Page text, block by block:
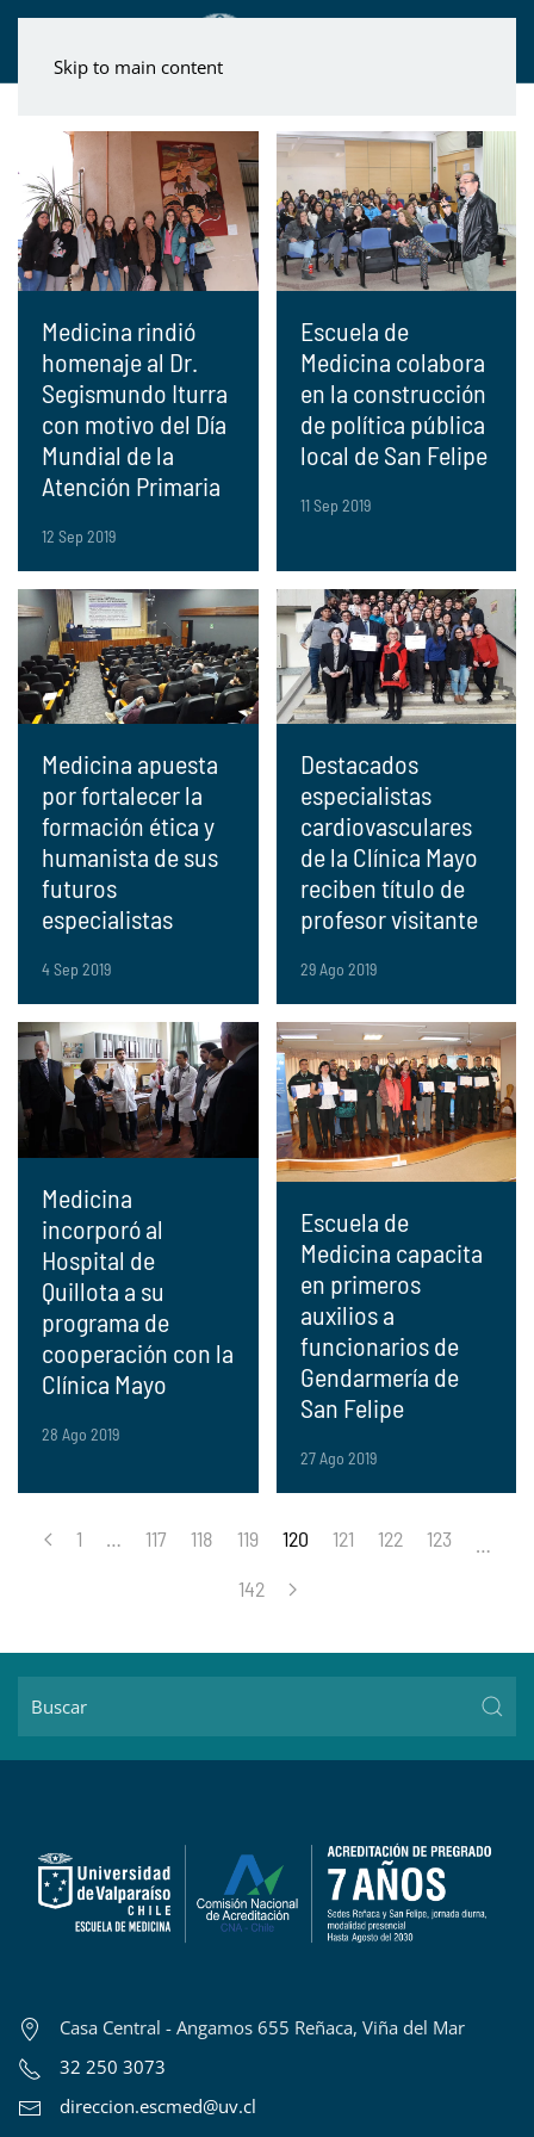
Skip to main content
Medicina rindió
homenaje al Dr.
Segismundo Iturra
con motivo del Día
Mundial de la
Atención Primaria
12 Sep 2019
Escuela de
Medicina colabora
en la construcción
de política pública
local de San Felipe
11 Sep 2019
Medicina apuesta
por fortalecer la
formación ética y
humanista de sus
futuros
especialistas
4 Sep 2019
Destacados
especialistas
cardiovasculares
de la Clínica Mayo
reciben título de
profesor visitante
29 Ago 2019
Medicina
incorporó al
Hospital de
Quillota a su
programa de
cooperación con la
Clínica Mayo
28 Ago 2019
Escuela de
Medicina capacita
en primeros
auxilios a
funcionarios de
Gendarmería de
San Felipe
27 Ago 2019
1 … 117 118 119 120 121 122 123
…
142
Casa Central - Angamos 655 Reñaca, Viña del Mar
32 250 3073
direccion.escmed@uv.cl